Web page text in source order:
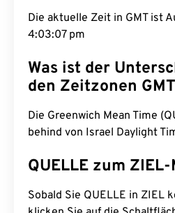
Die aktuelle Zeit in GMT ist
4:03:08 pm
Was ist der
den Zeitzonen
Die Greenwich Mean Time
behind von Israel Daylight
QUELLE zum
Sobald Sie QUELLE in ZIEL